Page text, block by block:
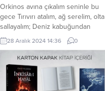
Orkinos avına çıkalım seninle bu
gece Tırıvırı atalım, ağ serelim, olta
sallayalım; Deniz kabuğundan
kolyeler takalım yengeçlere, Çadır
kuralım, ateş yakalım düşlere. Çalsa
da çıngırak, umursamayalım bence,
Tuttuk tuttuk, Olmadı biz orkinos
olalım. Günü açarken bir kutlu el,
Güvercin yumurtası aşıralım kartal
28 Aralık 2024 14:36 0